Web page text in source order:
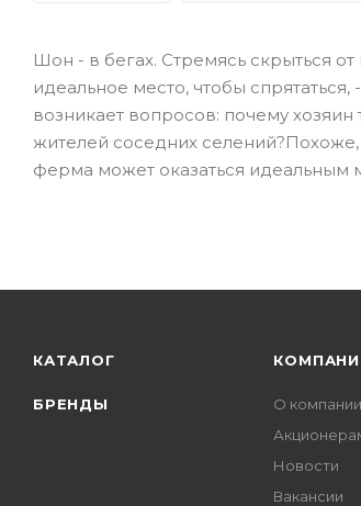
Шон - в бегах. Стремясь скрыться
идеальное место, чтобы
возникает вопросов: почему
жителей соседних
ферма может оказаться идеальным
КАТАЛОГ
БРЕНДЫ
О компании
Новости
Вакансии